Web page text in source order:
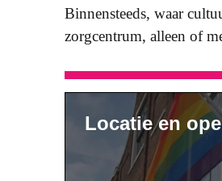
Binnensteeds, waar
zorgcentrum, alleen of
Locatie en